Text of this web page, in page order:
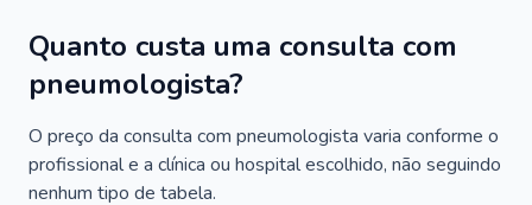
Quanto custa uma consulta com
pneumologista?
O preço da consulta com pneumologista varia conforme o
profissional e a clínica ou hospital escolhido, não seguindo
nenhum tipo de tabela.